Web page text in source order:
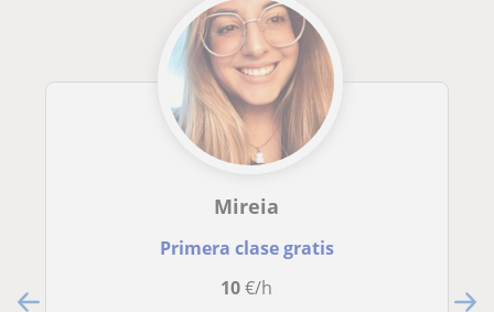
Mireia
Primera clase gratis
10€/h